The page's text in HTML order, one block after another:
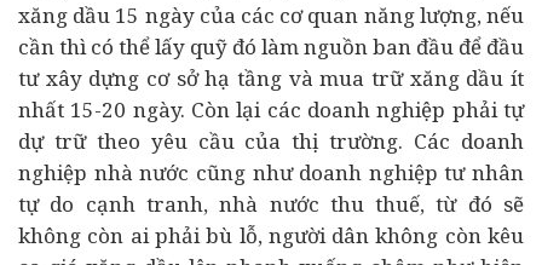
xăng dầu 15 ngày của các cơ quan năng lượng, nếu
cần thì có thể lấy quỹ đó làm nguồn ban đầu để đầu
tư xây dựng cơ sở hạ tầng và mua trữ xăng dầu ít
nhất 15-20 ngày. Còn lại các doanh nghiệp phải tự
dự trữ theo yêu cầu của thị trường. Các doanh
nghiệp nhà nước cũng như doanh nghiệp tư nhân
tự do cạnh tranh, nhà nước thu thuế, từ đó sẽ
không còn ai phải bù lỗ, người dân không còn kêu